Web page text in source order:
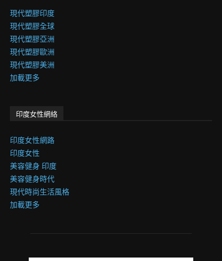
現代塑膠印度
現代塑膠全球
現代塑膠亞洲
現代塑膠歐洲
現代塑膠美洲
加載更多
印度女性網絡
印度女性網路
印度女性
美容健身 印度
美容健身時代
現代時尚生活風格
加載更多